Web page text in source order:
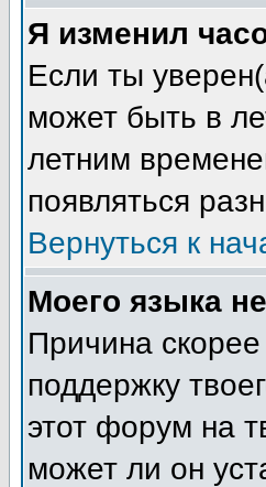
Я изменил
Если ты
может быть в
летним
появляться
Вернуться к
Моего языка
Причина
поддержку
этот форум на
может ли он